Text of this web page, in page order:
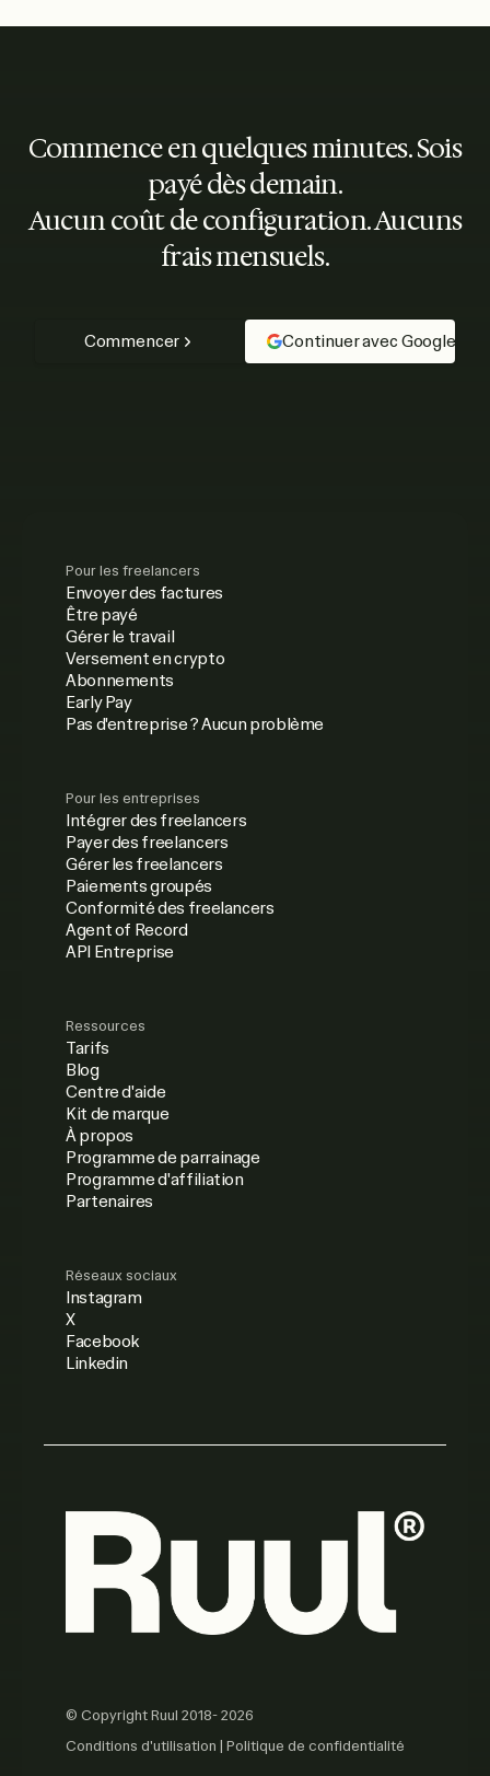
Commence en quelques minutes. Sois
payé dès demain.
Aucun coût de configuration. Aucuns
frais mensuels.
Commencer Continuer avec Google
Pour les freelancers
Envoyer des factures
Être payé
Gérer le travail
Versement en crypto
Abonnements
Early Pay
Pas d'entreprise ? Aucun problème
Pour les entreprises
Intégrer des freelancers
Payer des freelancers
Gérer les freelancers
Paiements groupés
Conformité des freelancers
Agent of Record
API Entreprise
Ressources
Tarifs
Blog
Centre d'aide
Kit de marque
À propos
Programme de parrainage
Programme d'affiliation
Partenaires
© Copyright Ruul 2018- 2026
Conditions d'utilisation | Politique de confidentialité
Réseaux sociaux
Instagram
X
Facebook
Linkedin